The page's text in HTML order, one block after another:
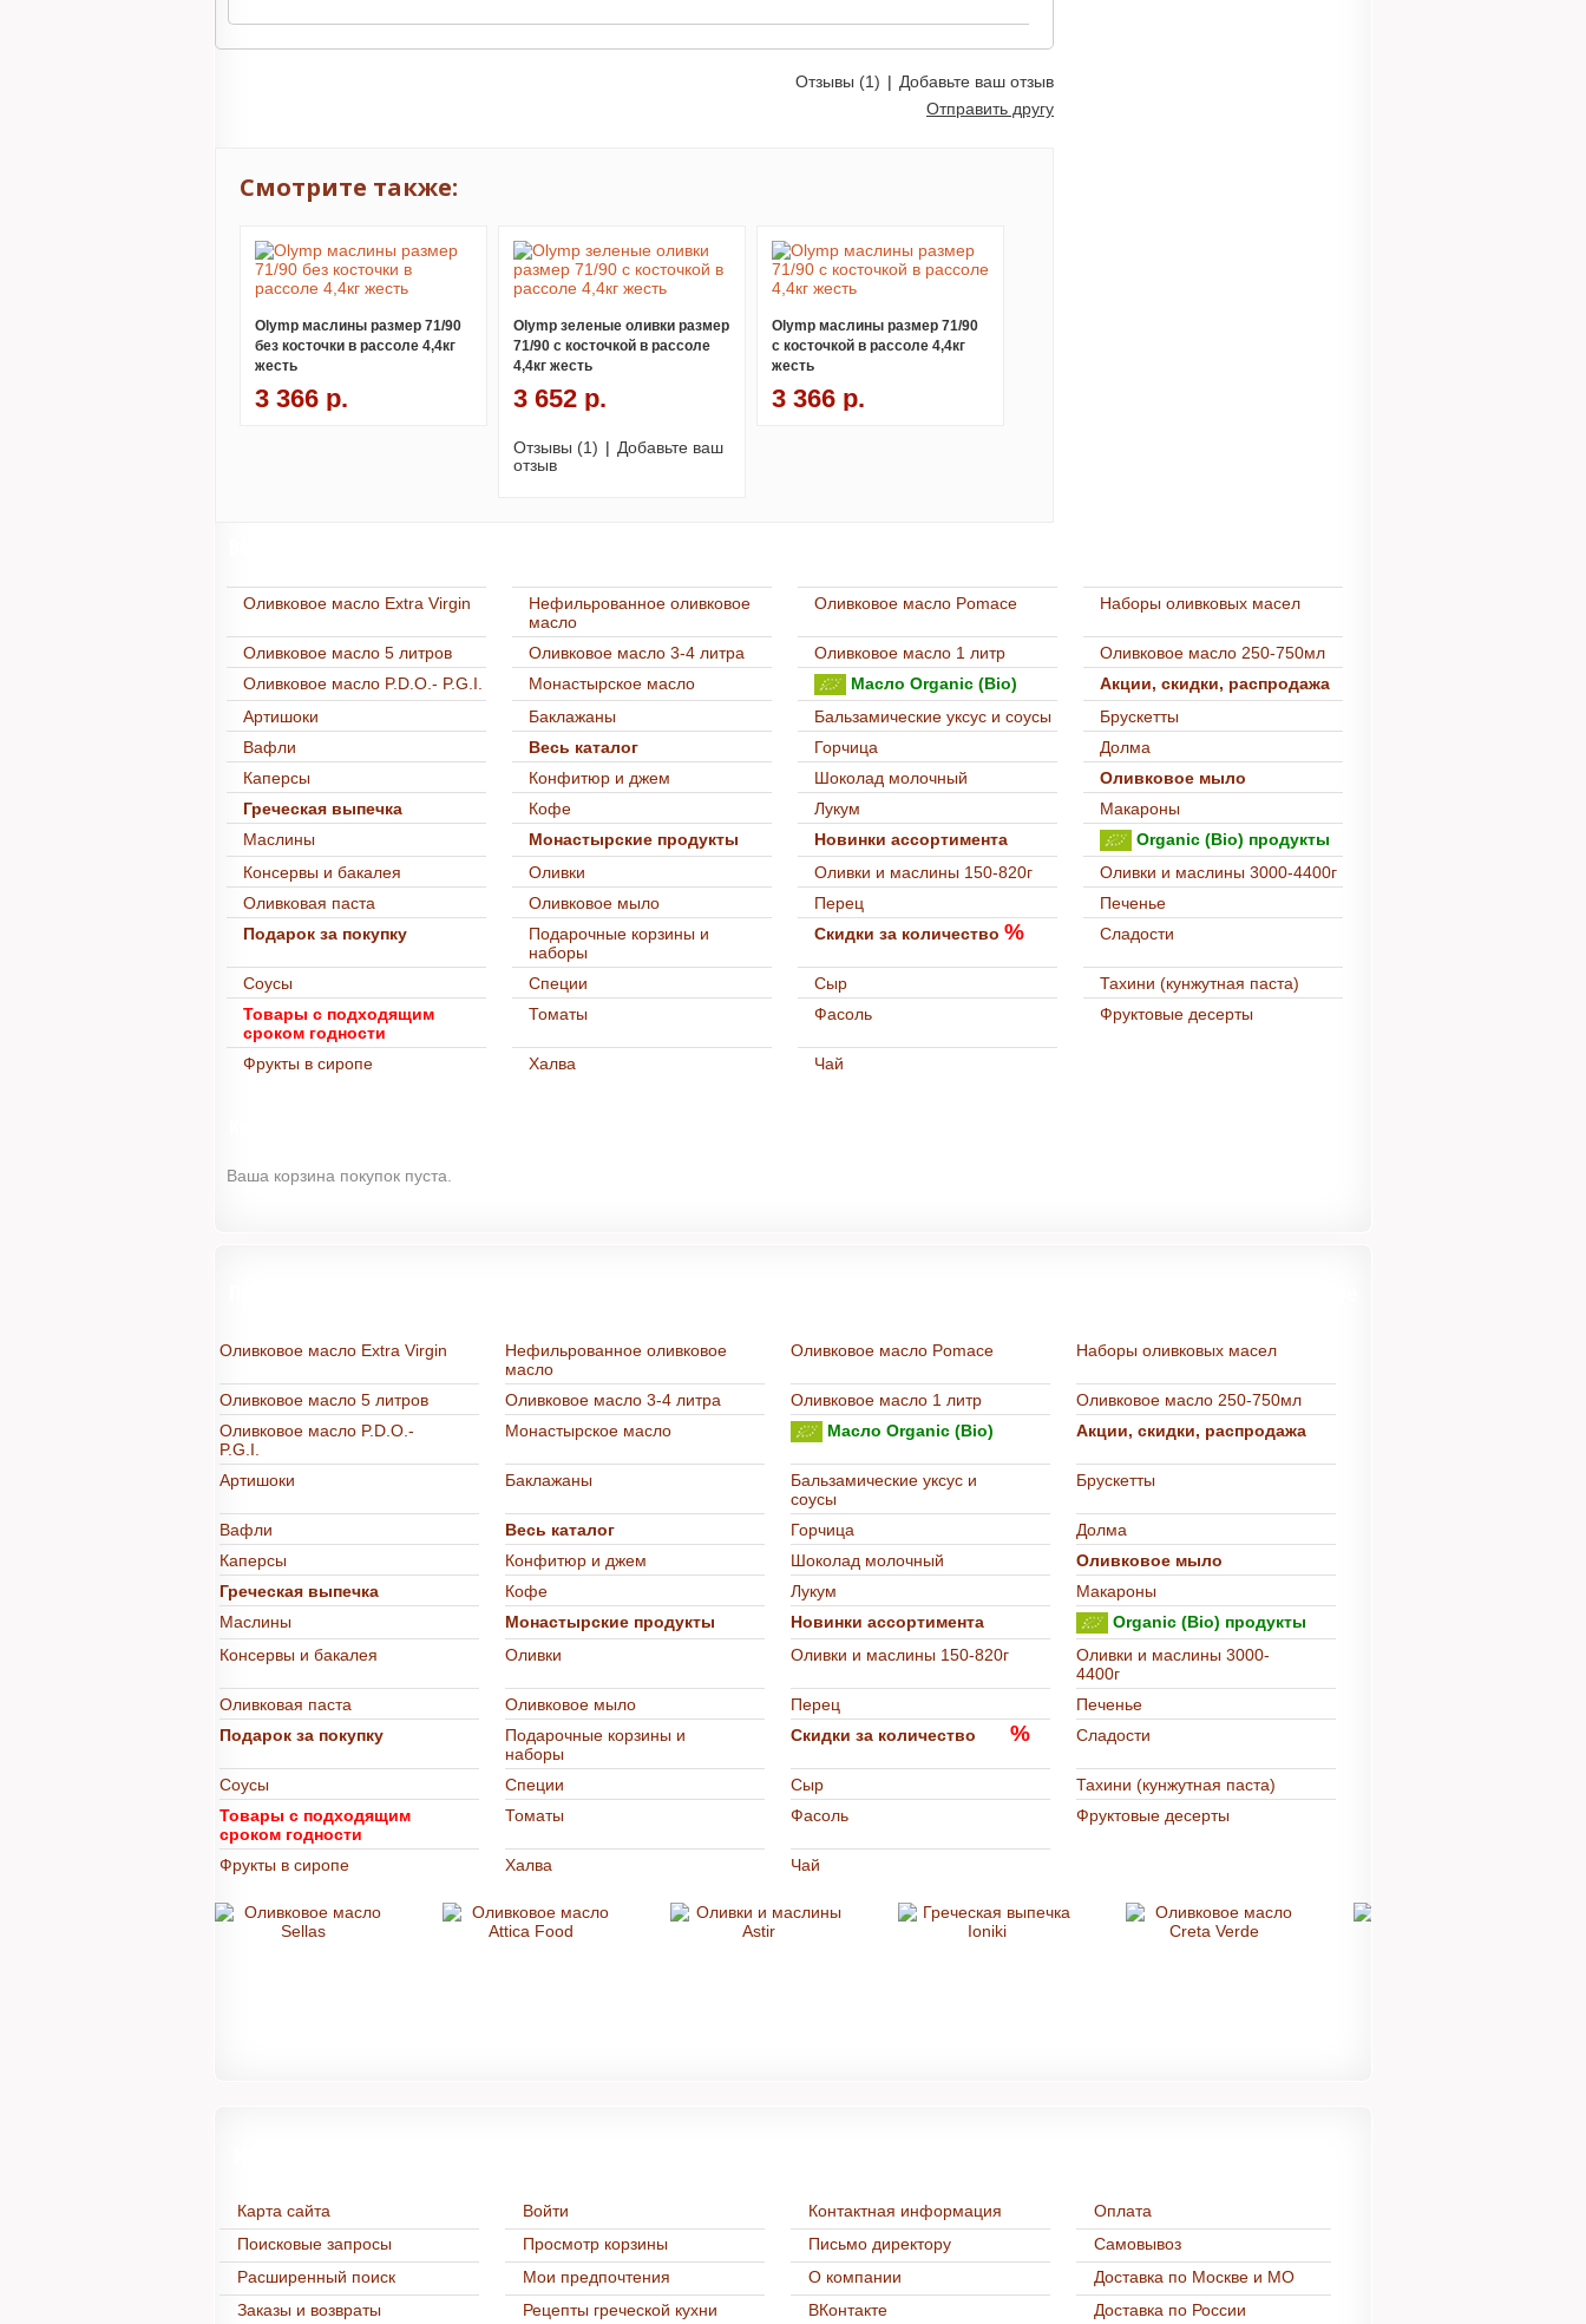
Отзывы (1) | Добавьте ваш отзыв
Отправить другу
Смотрите также:
Olymp маслины размер 71/90
без косточки в рассоле 4,4кг
жесть
3 366 р.
Olymp зеленые оливки размер
71/90 с косточкой в рассоле
4,4кг жесть
3 652 р.
Отзывы (1) | Добавьте ваш
отзыв
Olymp маслины размер 71/90
с косточкой в рассоле 4,4кг
жесть
3 366 р.
Оливковое масло Extra Virgin
Нефильрованное оливковое
масло
Оливковое масло Pomace Наборы оливковых масел
Оливковое масло 5 литров Оливковое масло 3-4 литра Оливковое масло 1 литр
Оливковое масло 250-750мл
Оливковое масло P.D.O.- P.G.I.
Монастырское масло Масло Organic (Bio)
Акции, скидки, распродажа
Артишоки
Баклажаны Бальзамические уксус и соусы
Брускетты
Вафли
Весь каталог Горчица
Долма
Каперсы
Конфитюр и джем Шоколад молочный
Оливковое мыло
Греческая выпечка
Кофе Лукум
Макароны
Маслины
Монастырские продукты Новинки ассортимента
Organic (Bio) продукты
Консервы и бакалея
Оливки Оливки и маслины 150-820г
Оливки и маслины 3000-4400г
Оливковая паста
Оливковое мыло Перец
Печенье
Подарок за покупку
Подарочные корзины и
наборы
Скидки за количество % Сладости
Соусы Специи Сыр
Тахини (кунжутная паста)
Товары с подходящим
сроком годности
Томаты Фасоль Фруктовые десерты
Фрукты в сиропе Халва Чай
Ваша корзина покупок пуста.
Оливковое масло Extra Virgin
Нефильрованное оливковое
масло
Оливковое масло Pomace Наборы оливковых масел
Оливковое масло 5 литров Оливковое масло 3-4 литра Оливковое масло 1 литр
Оливковое масло 250-750мл
Оливковое масло P.D.O.-
P.G.I.
Монастырское масло Масло Organic (Bio) Акции, скидки, распродажа
Артишоки Баклажаны
Бальзамические уксус и
соусы
Брускетты
Вафли Весь каталог Горчица
Долма
Каперсы
Конфитюр и джем Шоколад молочный
Оливковое мыло
Греческая выпечка
Кофе Лукум
Макароны
Маслины
Монастырские продукты Новинки ассортимента
Organic (Bio) продукты
Консервы и бакалея
Оливки Оливки и маслины 150-820г
Оливки и маслины 3000-
4400г
Оливковая паста
Оливковое мыло Перец
Печенье
Подарок за покупку
Подарочные корзины и
наборы
Скидки за количество % Сладости
Соусы Специи Сыр
Тахини (кунжутная паста)
Товары с подходящим
сроком годности
Томаты Фасоль Фруктовые десерты
Фрукты в сиропе Халва Чай
Карта сайта
Поисковые запросы
Расширенный поиск
Заказы и возвраты
Войти
Просмотр корзины
Мои предпочтения
Рецепты греческой кухни
Контактная информация
Письмо директору
О компании
ВКонтакте
Оплата
Самовывоз
Доставка по Москве и МО
Доставка по России